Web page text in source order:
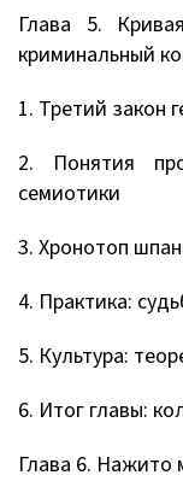
Глава 5.
криминальный
1. Третий закон
2. Понятия
семиотики
3. Хронотоп
4. Практика:
5. Культура:
6. Итог главы:
Глава 6.